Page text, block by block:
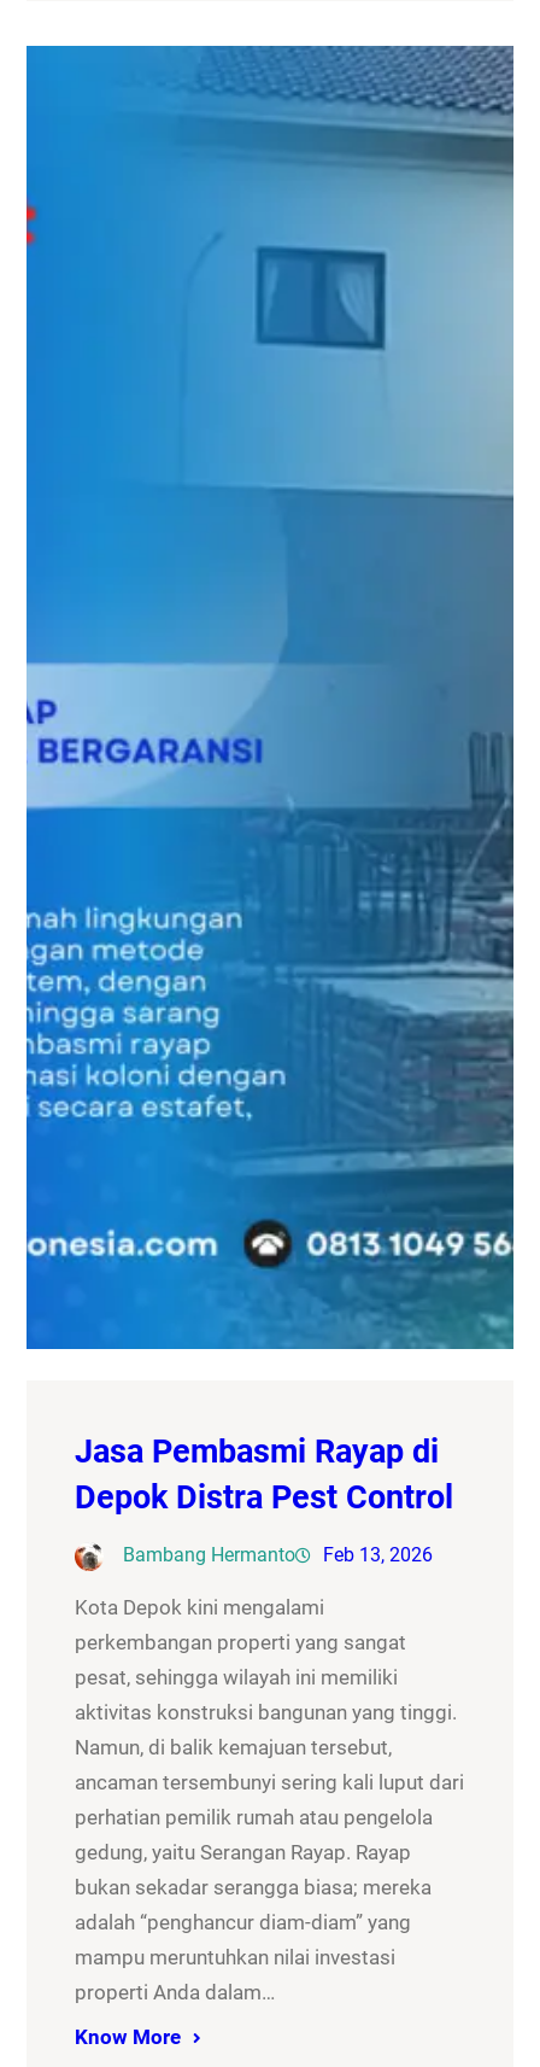
Jasa Pembasmi Rayap di
Depok Distra Pest Control
Bambang Hermanto Feb 13, 2026
Kota Depok kini mengalami
perkembangan properti yang sangat
pesat, sehingga wilayah ini memiliki
aktivitas konstruksi bangunan yang tinggi.
Namun, di balik kemajuan tersebut,
ancaman tersembunyi sering kali luput dari
perhatian pemilik rumah atau pengelola
gedung, yaitu Serangan Rayap. Rayap
bukan sekadar serangga biasa; mereka
adalah “penghancur diam-diam” yang
mampu meruntuhkan nilai investasi
properti Anda dalam…
Know More